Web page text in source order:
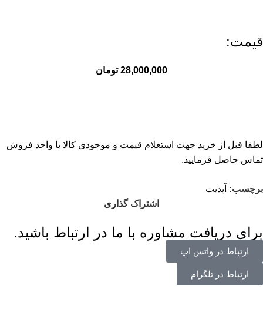
قیمت:
28,000,000 تومان
لطفا قبل از خرید جهت استعلام قیمت و موجودی کالا با واحد فروش
تماس حاصل فرمایید.
برچسب: آپدیت
اشتراک گذاری
برای دریافت مشاوره با ما در ارتباط باشید.
ارتباط در واتس اپ
ارتباط در تلگرام